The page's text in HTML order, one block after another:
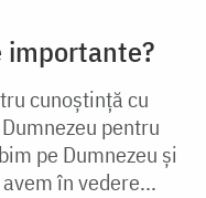
importante?
cunoștință cu
pentru
pe Dumnezeu și
în vedere...